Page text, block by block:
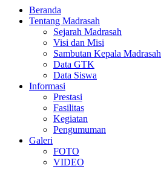
Beranda
Tentang Madrasah
Sejarah Madrasah
Visi dan Misi
Sambutan Kepala Madrasah
Data GTK
Data Siswa
Informasi
Prestasi
Fasilitas
Kegiatan
Pengumuman
Galeri
FOTO
VIDEO